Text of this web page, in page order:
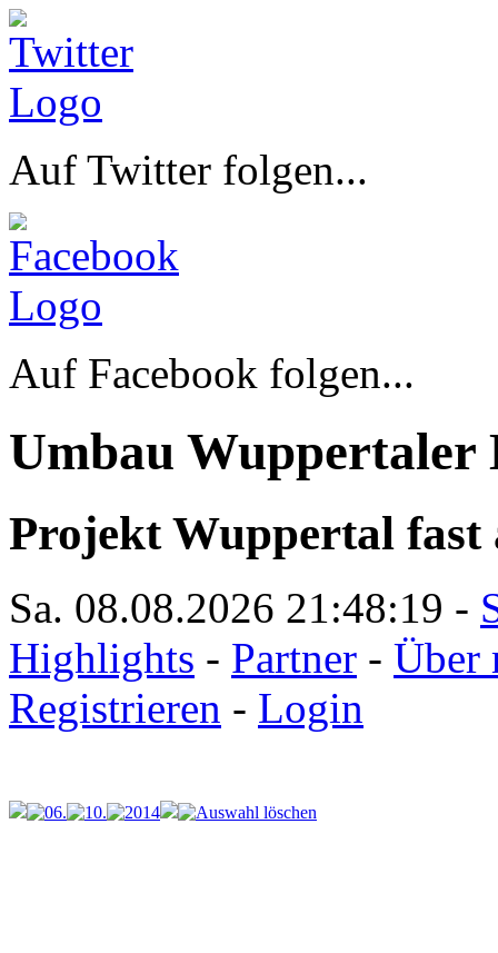
Auf Twitter folgen...
Auf Facebook folgen...
Umbau Wuppertaler
Projekt Wuppertal fast
Sa. 08.08.2026 21:48:19 -
Highlights - Partner - Über
Registrieren - Login